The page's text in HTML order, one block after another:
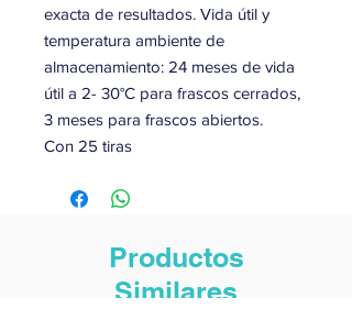
exacta de resultados. Vida útil y
temperatura ambiente de
almacenamiento: 24 meses de vida
útil a 2- 30°C para frascos cerrados,
3 meses para frascos abiertos.
Con 25 tiras
Productos
Similares